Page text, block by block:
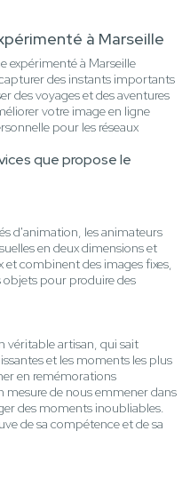
à Marseille
expérimenté à Marseille
des instants importants
des voyages et des aventures
votre image en ligne
pour les réseaux
que propose le
d'animation, les animateurs
en deux dimensions et
et combinent des images fixes,
pour produire des
véritable artisan, qui sait
et les moments les plus
en remémorations
mesure de nous emmener dans
des moments inoubliables.
de sa compétence et de sa